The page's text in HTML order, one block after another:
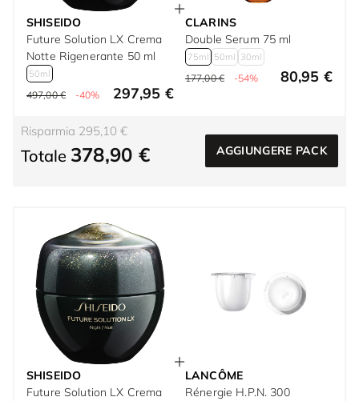
SHISEIDO
Future Solution LX Crema
Notte Rigenerante 50 ml
50ml
497,00 € -40% 297,95 €
CLARINS
Double Serum 75 ml
75ml 50ml 30ml
177,00 € -54% 80,95 €
Risparmia 295,10 €
Totale 378,90 € AGGIUNGERE PACK
SHISEIDO
Future Solution LX Crema
LANCÔME
Rénergie H.P.N. 300